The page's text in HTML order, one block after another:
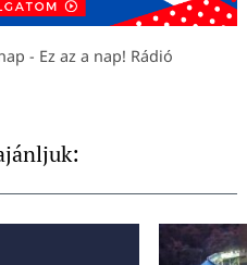
- Ez az a nap! Rádió